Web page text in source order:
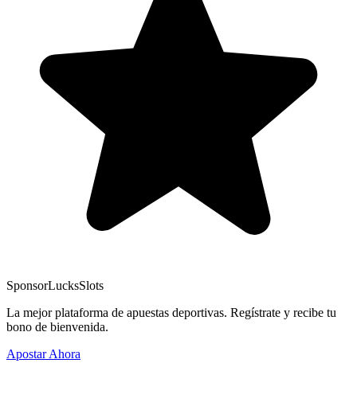
SponsorLucksSlots
La mejor plataforma de apuestas deportivas. Regístrate y recibe tu
bono de bienvenida.
Apostar Ahora